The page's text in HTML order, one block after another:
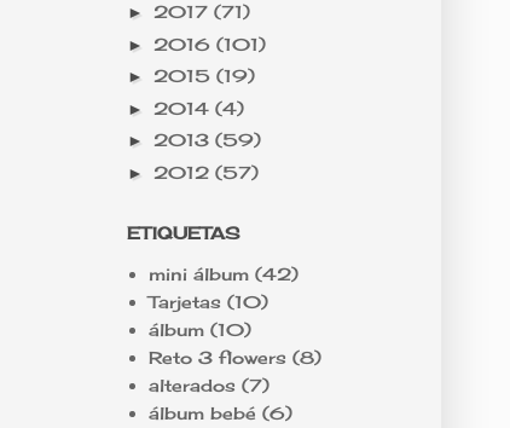
► 2017 (71)
► 2016 (101)
► 2015 (19)
► 2014 (4)
► 2013 (59)
► 2012 (57)
ETIQUETAS
mini álbum (42)
Tarjetas (10)
álbum (10)
Reto 3 flowers (8)
alterados (7)
álbum bebé (6)